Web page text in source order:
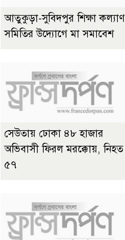
আতুকুড়া-সুবিদপুর শিক্ষা কল্যাণ
সমিতির উদ্যোগে মা সমাবেশ
সেউতায় ঢোকা ৪৮ হাজার
অভিবাসী ফিরল মরক্কোয়, নিহত
৫৭